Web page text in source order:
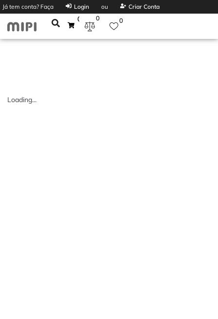
Já tem conta? Faça Login ou Criar Conta
0 0 0
Loading...